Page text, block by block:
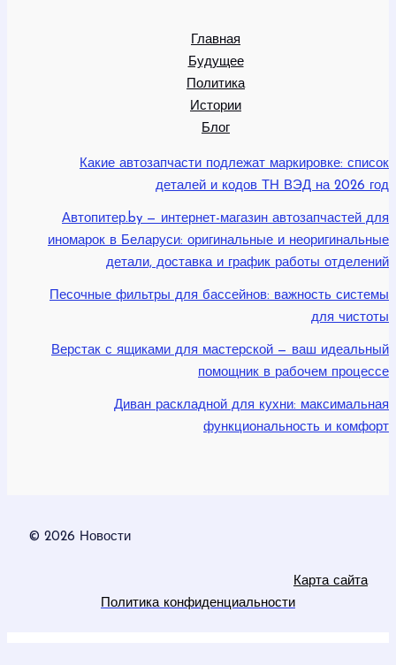
Главная
Будущее
Политика
Истории
Блог
Какие автозапчасти подлежат маркировке: список
деталей и кодов ТН ВЭД на 2026 год
Автопитер.by — интернет-магазин автозапчастей для
иномарок в Беларуси: оригинальные и неоригинальные
детали, доставка и график работы отделений
Песочные фильтры для бассейнов: важность системы
для чистоты
Верстак с ящиками для мастерской — ваш идеальный
помощник в рабочем процессе
Диван раскладной для кухни: максимальная
функциональность и комфорт
© 2026 Новости
Карта сайта
Политика конфиденциальности